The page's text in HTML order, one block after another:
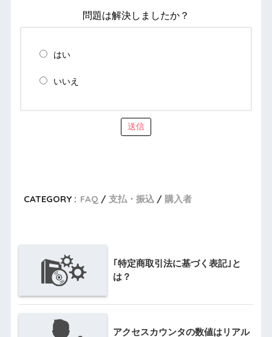
問題は解決しましたか？
はい
いいえ
送信
CATEGORY : FAQ 支払・振込 購入者
｢特定商取引法に基づく表記｣と
は？
アクセスカウンタの数値はリアル